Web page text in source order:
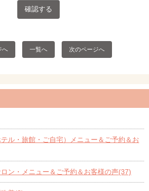
へ 一覧へ 次のページへ
ル・旅館・ご自宅）メニュー＆ご予約＆お
ン・メニュー＆ご予約＆お客様の声(37)